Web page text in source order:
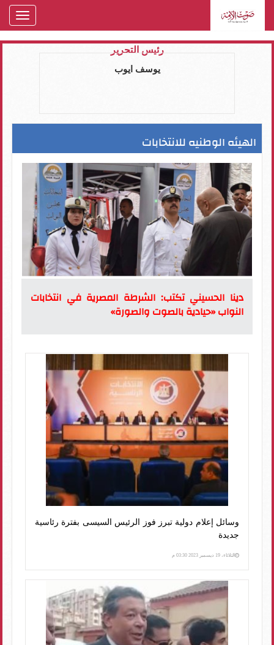
رئيس التحرير
يوسف ايوب
الهيئه الوطنيه للانتخابات
دينا الحسيني تكتب: الشرطة المصرية في انتخابات
النواب «حيادية بالصوت والصورة»
وسائل إعلام دولية تبرز فوز الرئيس السيسى بفترة رئاسية
جديدة
الثلاثاء، 19 ديسمبر 2023 03:30 م